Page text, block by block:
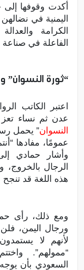
أكدت وقوفها
اليمنية في
الكرامة
الفاعلة في صناعة
“ثورة النسوان”
اعتبر الكاتب
عدن ثم نساء
النسوان” يحمل
عمومًا، مفادها
وأشار حمادي
الرجال
هذه اللغة قد تنجح
ومع ذلك، رأى
ورجال اليمن،
لأنهم لا
“ممولهم”.
السعودي بأن